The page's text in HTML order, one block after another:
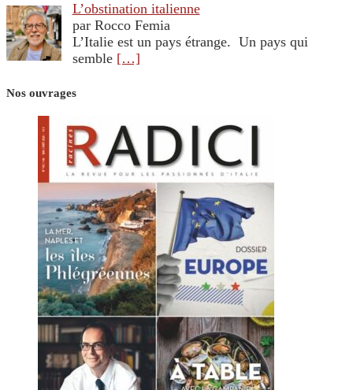
L’obstination italienne
par Rocco Femia
L’Italie est un pays étrange. Un pays qui
semble […]
Nos ouvrages